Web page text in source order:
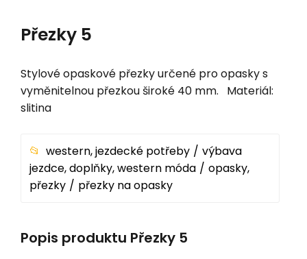
Přezky 5
Stylové opaskové přezky určené pro opasky s
vyměnitelnou přezkou široké 40 mm. Materiál:
slitina
western, jezdecké potřeby
výbava
jezdce, doplňky, western móda
opasky,
přezky
přezky na opasky
Popis produktu Přezky 5